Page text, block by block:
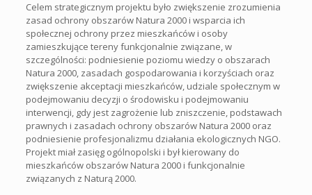
Celem strategicznym projektu było zwiększenie zrozumienia
zasad ochrony obszarów Natura 2000 i wsparcia ich
społecznej ochrony przez mieszkańców i osoby
zamieszkujące tereny funkcjonalnie związane, w
szczególności: podniesienie poziomu wiedzy o obszarach
Natura 2000, zasadach gospodarowania i korzyściach oraz
zwiększenie akceptacji mieszkańców, udziale społecznym w
podejmowaniu decyzji o środowisku i podejmowaniu
interwencji, gdy jest zagrożenie lub zniszczenie, podstawach
prawnych i zasadach ochrony obszarów Natura 2000 oraz
podniesienie profesjonalizmu działania ekologicznych NGO.
Projekt miał zasięg ogólnopolski i był kierowany do
mieszkańców obszarów Natura 2000 i funkcjonalnie
związanych z Naturą 2000.